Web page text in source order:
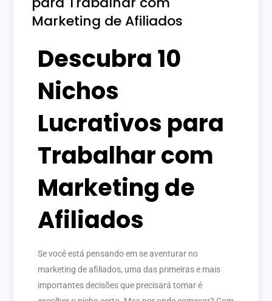
Marketing de Afiliados
Descubra 10
Nichos
Lucrativos para
Trabalhar com
Marketing de
Afiliados
Se você está pensando em se aventurar no
marketing de afiliados, uma das primeiras e mais
importantes decisões que precisará tomar é